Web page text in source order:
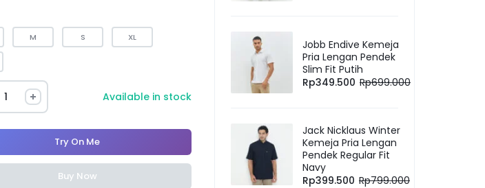
M S XL
Available in stock
Try On Me
Buy Now
Jobb Endive Kemeja
Pria Lengan Pendek
Slim Fit Putih
Rp349.500 Rp699.000
Jack Nicklaus Winter
Kemeja Pria Lengan
Pendek Regular Fit
Navy
Rp399.500 Rp799.000